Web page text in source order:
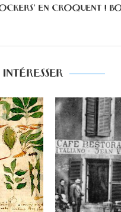
EN CROQUENT !